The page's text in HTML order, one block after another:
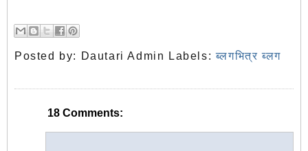
Posted by: Dautari Admin Labels:ब्लगभित्र ब्लग
18 Comments: